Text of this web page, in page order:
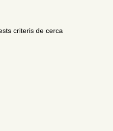
criteris de cerca